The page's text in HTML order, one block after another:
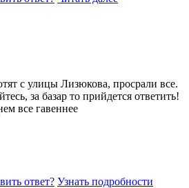
с улицы Лизюкова, просрали все.
за базар то прийдется ответить!
все гавеннее
ответ? Узнать подробности